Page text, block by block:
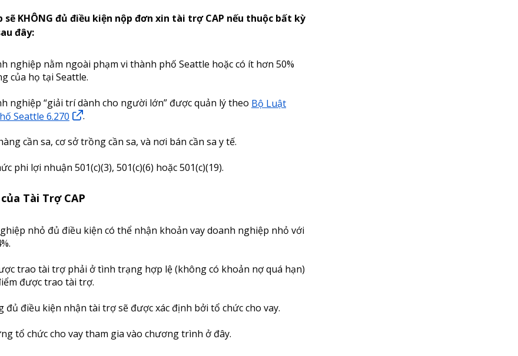
sẽ KHÔNG đủ điều kiện nộp đơn xin tài trợ CAP nếu thuộc bất kỳ
đây:
nghiệp nằm ngoài phạm vi thành phố Seattle hoặc có ít hơn 50%
của họ tại Seattle.
nghiệp “giải trí dành cho người lớn” được quản lý theo Bộ Luật
Seattle 6.270
.
cần sa, cơ sở trồng cần sa, và nơi bán cần sa y tế.
phi lợi nhuận 501(c)(3), 501(c)(6) hoặc 501(c)(19).
Tài Trợ CAP
nhỏ đủ điều kiện có thể nhận khoản vay doanh nghiệp nhỏ với
trao tài trợ phải ở tình trạng hợp lệ (không có khoản nợ quá hạn)
được trao tài trợ.
đủ điều kiện nhận tài trợ sẽ được xác định bởi tổ chức cho vay.
tổ chức cho vay tham gia vào chương trình ở đây.